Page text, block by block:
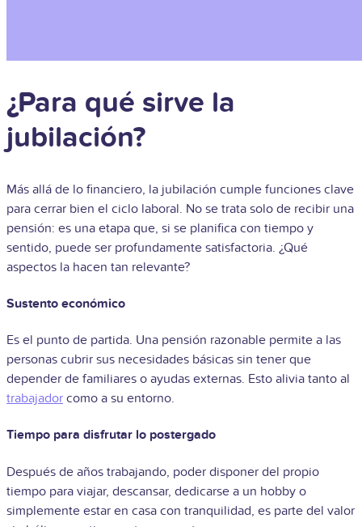
¿Para qué sirve la
jubilación?
Más allá de lo financiero, la jubilación cumple funciones clave
para cerrar bien el ciclo laboral. No se trata solo de recibir una
pensión: es una etapa que, si se planifica con tiempo y
sentido, puede ser profundamente satisfactoria. ¿Qué
aspectos la hacen tan relevante?
Sustento económico
Es el punto de partida. Una pensión razonable permite a las
personas cubrir sus necesidades básicas sin tener que
depender de familiares o ayudas externas. Esto alivia tanto al
trabajador como a su entorno.
Tiempo para disfrutar lo postergado
Después de años trabajando, poder disponer del propio
tiempo para viajar, descansar, dedicarse a un hobby o
simplemente estar en casa con tranquilidad, es parte del valor